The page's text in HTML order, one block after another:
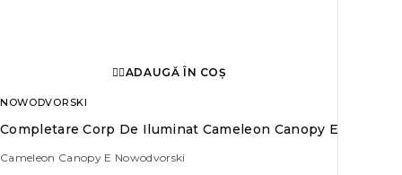
ADAUGĂ ÎN COȘ
NOWODVORSKI
Completare Corp De Iluminat Cameleon Canopy E
Cameleon Canopy E Nowodvorski